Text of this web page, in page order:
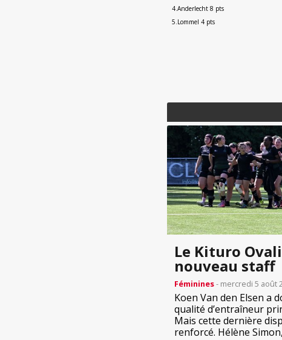
4.Anderlecht 8 pts
5.Lommel 4 pts
Le Kituro
nouveau staff
Féminines- mercredi 5 août
Koen Van den Elsen a
qualité d’entraîneur
Mais cette dernière
renforcé. Hélène